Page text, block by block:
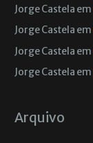
Jorge Castela em
Jorge Castela em
Jorge Castela em
Jorge Castela em
Arquivo